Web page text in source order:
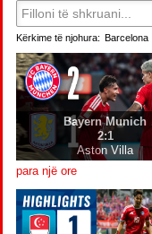
Kërkime të njohura: Barcelona
Bayern Munich
2:1
Aston Villa
para një ore